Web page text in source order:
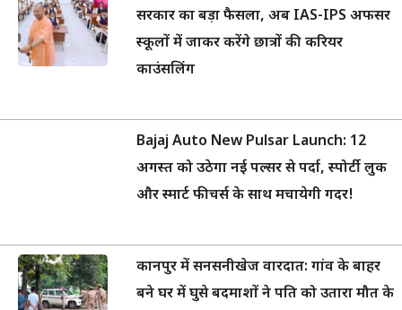
सरकार का बड़ा फैसला, अब IAS-IPS अफसर
स्कूलों में जाकर करेंगे छात्रों की करियर
काउंसलिंग
Bajaj Auto New Pulsar Launch: 12
अगस्त को उठेगा नई पल्सर से पर्दा, स्पोर्टी लुक
और स्मार्ट फीचर्स के साथ मचायेगी गदर!
कानपुर में सनसनीखेज वारदात: गांव के बाहर
बने घर में घुसे बदमाशों ने पति को उतारा मौत के